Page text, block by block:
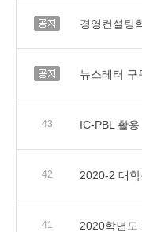
공지 경영컨설팅
공지 뉴스레터 구
43 IC-PBL 활
42 2020-2 대
41